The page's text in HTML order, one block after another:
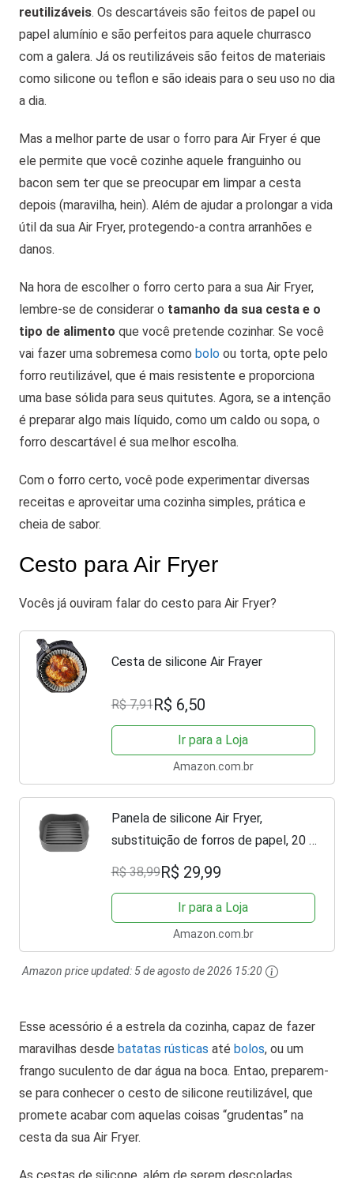
reutilizáveis. Os descartáveis são feitos de papel ou
papel alumínio e são perfeitos para aquele churrasco
com a galera. Já os reutilizáveis são feitos de materiais
como silicone ou teflon e são ideais para o seu uso no dia
a dia.
Mas a melhor parte de usar o forro para Air Fryer é que
ele permite que você cozinhe aquele franguinho ou
bacon sem ter que se preocupar em limpar a cesta
depois (maravilha, hein). Além de ajudar a prolongar a vida
útil da sua Air Fryer, protegendo-a contra arranhões e
danos.
Na hora de escolher o forro certo para a sua Air Fryer,
lembre-se de considerar o tamanho da sua cesta e o
tipo de alimento que você pretende cozinhar. Se você
vai fazer uma sobremesa como bolo ou torta, opte pelo
forro reutilizável, que é mais resistente e proporciona
uma base sólida para seus quitutes. Agora, se a intenção
é preparar algo mais líquido, como um caldo ou sopa, o
forro descartável é sua melhor escolha.
Com o forro certo, você pode experimentar diversas
receitas e aproveitar uma cozinha simples, prática e
cheia de sabor.
Cesto para Air Fryer
Vocês já ouviram falar do cesto para Air Fryer?
Cesta de silicone Air Frayer
R$ 7,91R$ 6,50
Ir para a Loja
Amazon.com.br
Panela de silicone Air Fryer,
substituição de forros de papel, 20 x
20 cm, cesta quadrada de silicone
para fritadeira a ar, reutilizável,
segura para...
R$ 38,99R$ 29,99
Ir para a Loja
Amazon.com.br
Amazon price updated: 5 de agosto de 2026 15:20
Esse acessório é a estrela da cozinha, capaz de fazer
maravilhas desde batatas rústicas até bolos, ou um
frango suculento de dar água na boca. Entao, preparem-
se para conhecer o cesto de silicone reutilizável, que
promete acabar com aquelas coisas “grudentas” na
cesta da sua Air Fryer.